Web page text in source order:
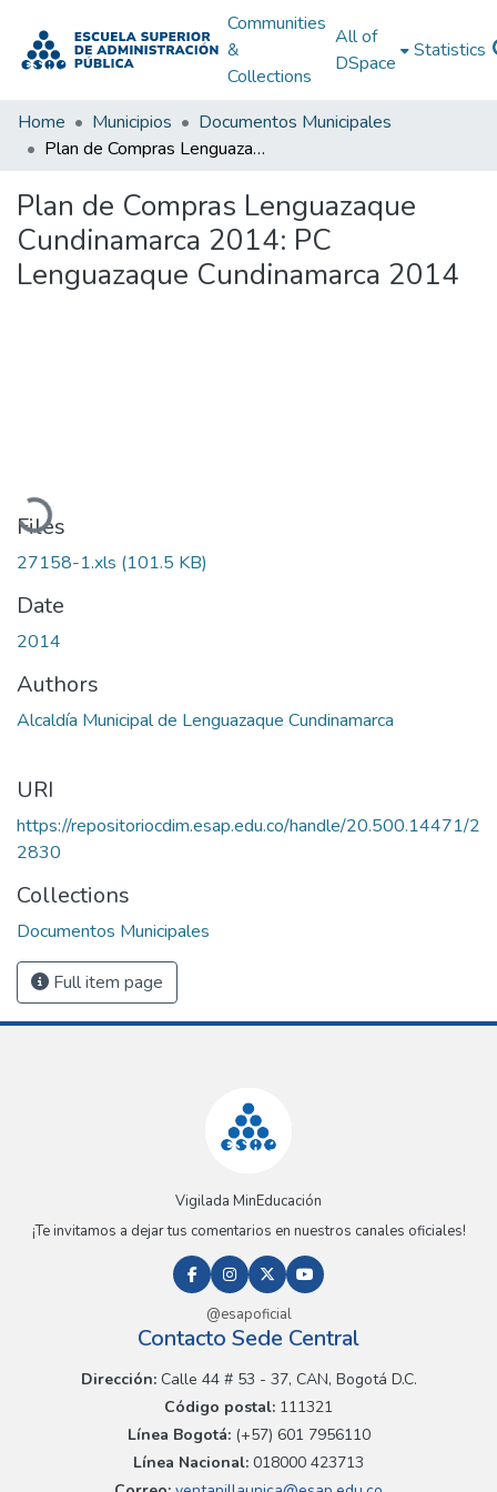
Communities
&
Collections
All of
DSpace
Statistics
Home Municipios
Documentos Municipales
Plan de Compras Lenguazaque Cundinamarca 2014: PC Lenguazaque Cundinamarca 2014
Plan de Compras Lenguazaque
Cundinamarca 2014: PC
Lenguazaque Cundinamarca 2014
Loading...
Files
27158-1.xls (101.5 KB)
Date
2014
Authors
Alcaldía Municipal de Lenguazaque Cundinamarca
URI
https://repositoriocdim.esap.edu.co/handle/20.500.14471/2
2830
Collections
Documentos Municipales
Full item page
Vigilada MinEducación
¡Te invitamos a dejar tus comentarios en nuestros canales oficiales!
@esapoficial
Contacto Sede Central
Dirección:Calle 44 # 53 - 37, CAN, Bogotá D.C.
Código postal: 111321
Línea Bogotá:(+57) 601 7956110
Línea Nacional: 018000 423713